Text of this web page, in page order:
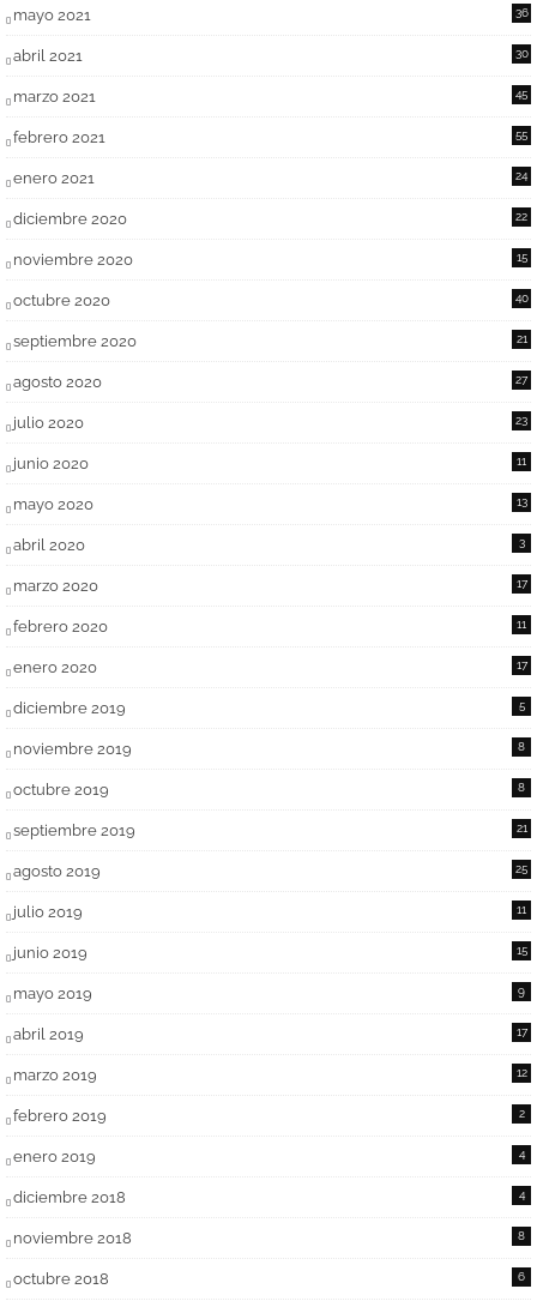
mayo 2021 36
abril 2021 30
marzo 2021 45
febrero 2021 55
enero 2021 24
diciembre 2020 22
noviembre 2020 15
octubre 2020 40
septiembre 2020 21
agosto 2020 27
julio 2020 23
junio 2020 11
mayo 2020 13
abril 2020 3
marzo 2020 17
febrero 2020 11
enero 2020 17
diciembre 2019 5
noviembre 2019 8
octubre 2019 8
septiembre 2019 21
agosto 2019 25
julio 2019 11
junio 2019 15
mayo 2019 9
abril 2019 17
marzo 2019 12
febrero 2019 2
enero 2019 4
diciembre 2018 4
noviembre 2018 8
octubre 2018 6